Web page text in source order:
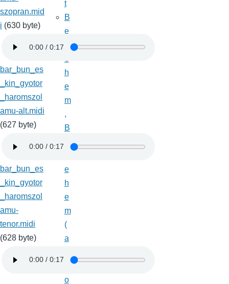
szopran.mid
i (630 byte)
bar_bun_es
_kin_gyotor
_haromszol
amu-alt.midi
(627 byte)
bar_bun_es
_kin_gyotor
_haromszol
amu-
tenor.midi
(628 byte)
t
B
e
h
e
m
,
B
e
h
e
m
(
a
o